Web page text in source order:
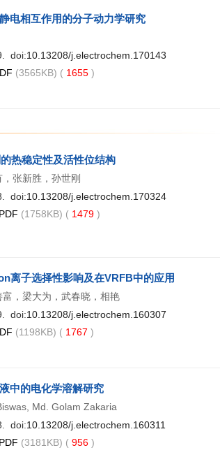
电相互作用的分子动力学研究
doi:10.13208/j.electrochem.170143
(3565KB) ( 1655 )
热稳定性及活性位结构
张新胜，孙世刚
doi:10.13208/j.electrochem.170324
(1758KB) ( 1479 )
离子选择性影响及在VRFB中的应用
，梁大为，武春晓，相艳
doi:10.13208/j.electrochem.160307
(1198KB) ( 1767 )
中的电化学溶解研究
Md. Golam Zakaria
doi:10.13208/j.electrochem.160311
(3181KB) ( 956 )